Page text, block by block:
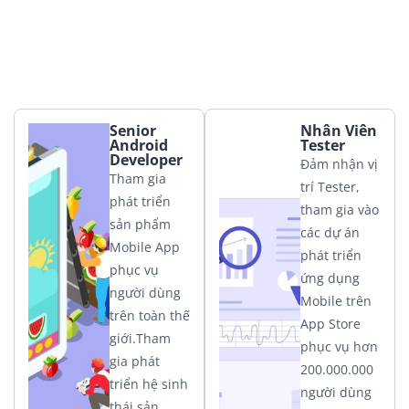
Senior
Android
Developer
Tham gia
phát triển
sản phẩm
Mobile App
phục vụ
người dùng
trên toàn thế
giới.Tham
gia phát
triển hệ sinh
Nhân Viên
Tester
Đảm nhận vị
trí Tester,
tham gia vào
các dự án
phát triển
ứng dụng
Mobile trên
App Store
phục vụ hơn
200.000.000
người dùng